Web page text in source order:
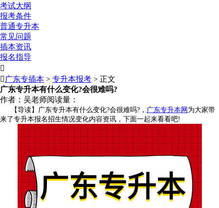
考试大纲
报考条件
普通专升本
常见问题
插本资讯
报名指导

 广东专插本 > 专升本报考 > 正文
广东专升本有什么变化?会很难吗?
作者：吴老师阅读量：
【导读】广东专升本有什么变化?会很难吗?， 广东专升本网 为大家带
来了专升本报名招生情况变化内容资讯，下面一起来看看吧!